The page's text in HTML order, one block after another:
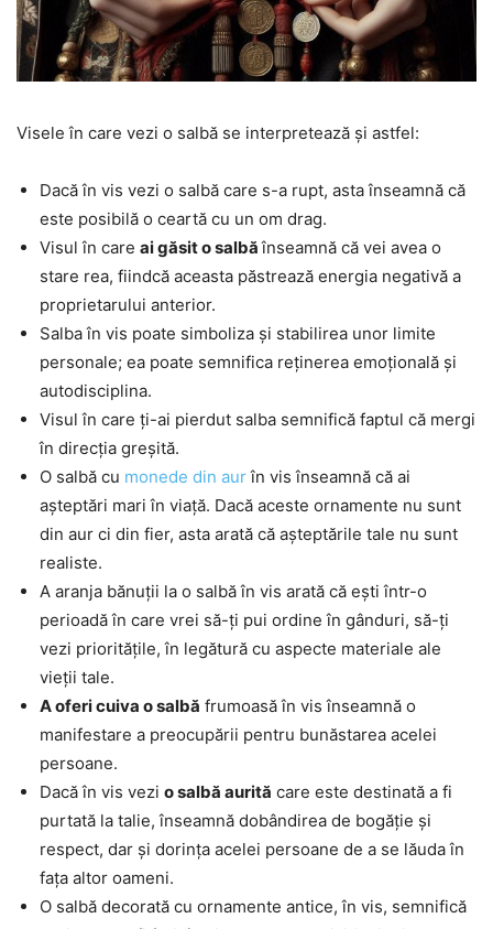
Visele în care vezi o salbă se interpretează și astfel:
Dacă în vis vezi o salbă care s-a rupt, asta înseamnă că
este posibilă o ceartă cu un om drag.
Visul în care ai găsit o salbăînseamnă că vei avea o
stare rea, fiindcă aceasta păstrează energia negativă a
proprietarului anterior.
Salba în vis poate simboliza și stabilirea unor limite
personale; ea poate semnifica reținerea emoțională și
autodisciplina.
Visul în care ți-ai pierdut salba semnifică faptul că mergi
în direcția greșită.
O salbă cu monede din aurîn vis înseamnă că ai
așteptări mari în viață. Dacă aceste ornamente nu sunt
din aur ci din fier, asta arată că așteptările tale nu sunt
realiste.
A aranja bănuții la o salbă în vis arată că ești într-o
perioadă în care vrei să-ți pui ordine în gânduri, să-ți
vezi prioritățile, în legătură cu aspecte materiale ale
vieții tale.
A oferi cuiva o salbă frumoasă în vis înseamnă o
manifestare a preocupării pentru bunăstarea acelei
persoane.
Dacă în vis vezi o salbă aurită care este destinată a fi
purtată la talie, înseamnă dobândirea de bogăție și
respect, dar și dorința acelei persoane de a se lăuda în
fața altor oameni.
O salbă decorată cu ornamente antice, în vis, semnifică